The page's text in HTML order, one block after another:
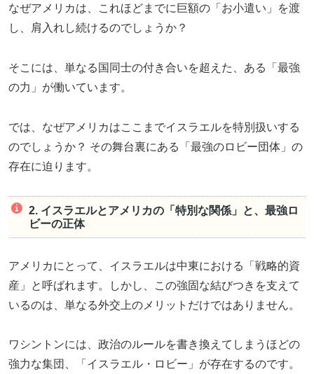
なぜアメリカは、これほどまでに巨額の「お小遣い」を渡
し、肩入れし続けるのでしょうか？
そこには、単なる国同士の付き合いを超えた、ある「最強
の力」が働いています。
では、なぜアメリカはここまでイスラエルを特別扱いする
のでしょうか？ その舞台裏にある「最強のロビー団体」の
存在に迫ります。
2. イスラエルとアメリカの「特別な関係」と、最強ロ
ビーの正体
アメリカにとって、イスラエルは中東における「戦略的資
産」と呼ばれます。しかし、この強固な結びつきを支えて
いるのは、単なる外交上のメリットだけではありません。
ワシントンには、政治のルールを書き換えてしまうほどの
強力な集団、「イスラエル・ロビー」が存在するのです。